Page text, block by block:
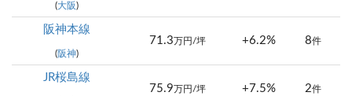
(大阪 )
阪神本線
(阪神)
71.3 万円/坪 +6.2% 8件
JR桜島線
75.9 万円/坪 +7.5% 2件